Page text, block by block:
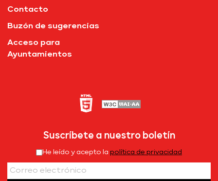
Contacto
Buzón de sugerencias
Acceso para
Ayuntamientos
Suscríbete a nuestro boletín
He leído y acepto la política de privacidad